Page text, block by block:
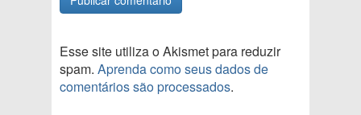
Esse site utiliza o Akismet para reduzir
spam. Aprenda como seus dados de
comentários são processados.